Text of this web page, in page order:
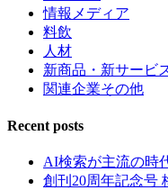
情報メディア
料飲
人材
新商品・新サービ
関連企業その他
Recent posts
AI検索が主流の時
創刊20周年記念号